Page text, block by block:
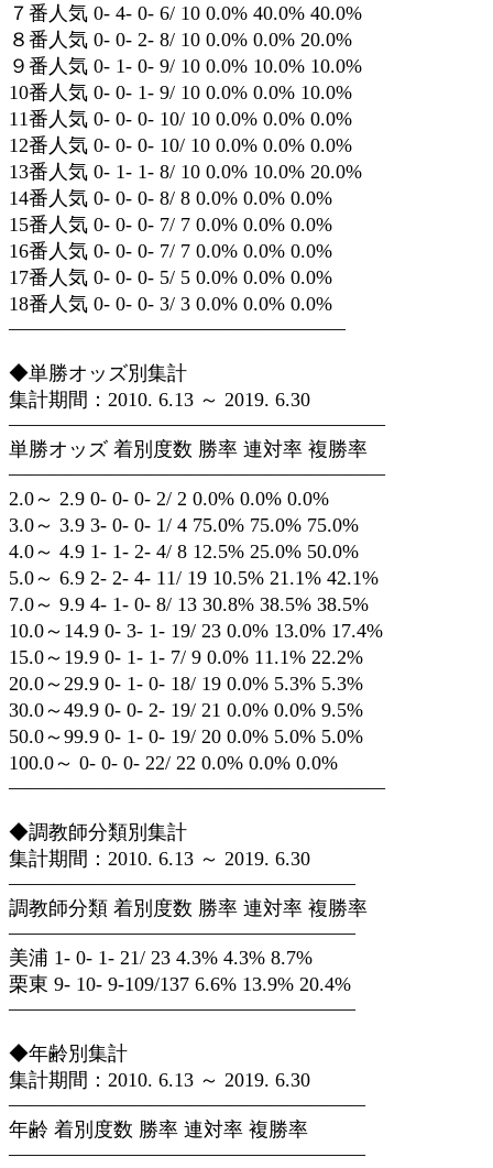
７番人気 0- 4- 0- 6/ 10 0.0% 40.0% 40.0%
８番人気 0- 0- 2- 8/ 10 0.0% 0.0% 20.0%
９番人気 0- 1- 0- 9/ 10 0.0% 10.0% 10.0%
10番人気 0- 0- 1- 9/ 10 0.0% 0.0% 10.0%
11番人気 0- 0- 0- 10/ 10 0.0% 0.0% 0.0%
12番人気 0- 0- 0- 10/ 10 0.0% 0.0% 0.0%
13番人気 0- 1- 1- 8/ 10 0.0% 10.0% 20.0%
14番人気 0- 0- 0- 8/ 8 0.0% 0.0% 0.0%
15番人気 0- 0- 0- 7/ 7 0.0% 0.0% 0.0%
16番人気 0- 0- 0- 7/ 7 0.0% 0.0% 0.0%
17番人気 0- 0- 0- 5/ 5 0.0% 0.0% 0.0%
18番人気 0- 0- 0- 3/ 3 0.0% 0.0% 0.0%
—————————————————
◆単勝オッズ別集計
集計期間：2010. 6.13 ～ 2019. 6.30
———————————————————
単勝オッズ 着別度数 勝率 連対率 複勝率
———————————————————
2.0～ 2.9 0- 0- 0- 2/ 2 0.0% 0.0% 0.0%
3.0～ 3.9 3- 0- 0- 1/ 4 75.0% 75.0% 75.0%
4.0～ 4.9 1- 1- 2- 4/ 8 12.5% 25.0% 50.0%
5.0～ 6.9 2- 2- 4- 11/ 19 10.5% 21.1% 42.1%
7.0～ 9.9 4- 1- 0- 8/ 13 30.8% 38.5% 38.5%
10.0～14.9 0- 3- 1- 19/ 23 0.0% 13.0% 17.4%
15.0～19.9 0- 1- 1- 7/ 9 0.0% 11.1% 22.2%
20.0～29.9 0- 1- 0- 18/ 19 0.0% 5.3% 5.3%
30.0～49.9 0- 0- 2- 19/ 21 0.0% 0.0% 9.5%
50.0～99.9 0- 1- 0- 19/ 20 0.0% 5.0% 5.0%
100.0～ 0- 0- 0- 22/ 22 0.0% 0.0% 0.0%
———————————————————
◆調教師分類別集計
集計期間：2010. 6.13 ～ 2019. 6.30
—————————————————–
調教師分類 着別度数 勝率 連対率 複勝率
—————————————————–
美浦 1- 0- 1- 21/ 23 4.3% 4.3% 8.7%
栗東 9- 10- 9-109/137 6.6% 13.9% 20.4%
—————————————————–
◆年齢別集計
集計期間：2010. 6.13 ～ 2019. 6.30
——————————————————
年齢 着別度数 勝率 連対率 複勝率
——————————————————